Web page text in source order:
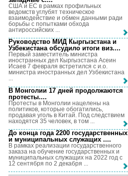
США и ЕС в рамках профильных
ведомств углубят техническое
взаимодействие и обмен данными ради
борьбы с попытками обхода
антироссийских ...
Руководство МИД Кыргызстана и
Узбекистана обсудило итоги виз....
Первый заместитель министра
иностранных дел Кыргызстана Асеин
Исаев 7 февраля встретился с и.о.
министра иностранных дел Узбекистана
...
В Монголии 17 дней продолжаются
протесты....
Протесты в Монголии нацелены на
политиков, которые обогатились,
продавая уголь в Китай. Под следствием
находятся 35 человек, в том ...
До конца года 2200 государственных
и муниципальных служащих ....
В рамках реализации государственного
заказа на обучение государственных и
муниципальных служащих на 2022 год с
12 сентября по 2 декабря ...